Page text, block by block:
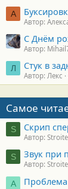
А
Автор:
С Днём
Автор:
Л Стук в
Автор: Лекс
Самое
S Скрип
Автор:
S Звук при
Автор:
А